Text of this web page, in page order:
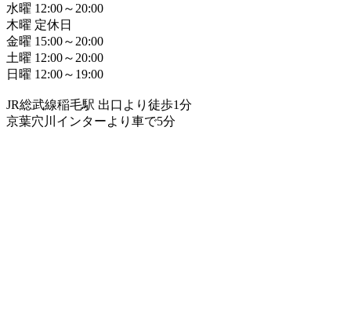
水曜 12:00～20:00
木曜 定休日
金曜 15:00～20:00
土曜 12:00～20:00
日曜 12:00～19:00
JR総武線稲毛駅 出口より徒歩1分
京葉穴川インターより車で5分